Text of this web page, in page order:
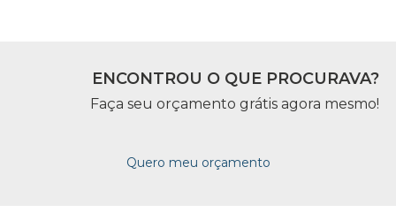
ENCONTROU O QUE PROCURAVA?
Faça seu orçamento grátis agora mesmo!
Quero meu orçamento